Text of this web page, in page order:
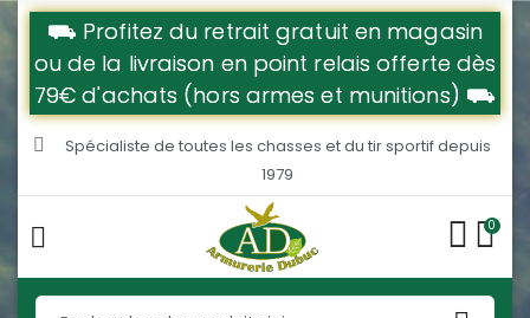
⛟ Profitez du retrait gratuit en magasin
ou de la livraison en point relais offerte dès
79€ d'achats (hors armes et munitions) ⛟
Spécialiste de toutes les chasses et du tir sportif depuis
1979
0